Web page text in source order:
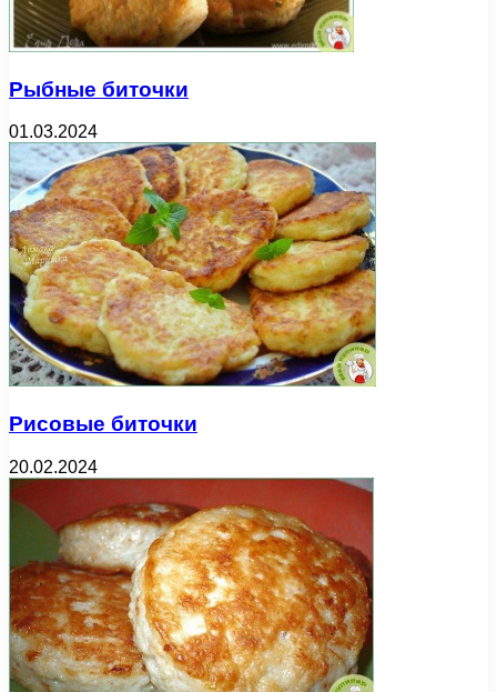
Рыбные биточки
01.03.2024
Рисовые биточки
20.02.2024